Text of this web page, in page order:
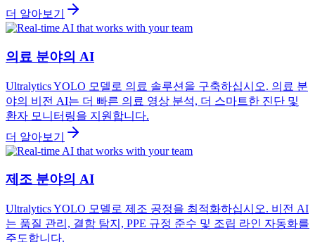
더 알아보기
의료 분야의 AI
Ultralytics YOLO 모델로 의료 솔루션을 구축하십시오. 의료 분
야의 비전 AI는 더 빠른 의료 영상 분석, 더 스마트한 진단 및
환자 모니터링을 지원합니다.
더 알아보기
제조 분야의 AI
Ultralytics YOLO 모델로 제조 공정을 최적화하십시오. 비전 AI
는 품질 관리, 결함 탐지, PPE 규정 준수 및 조립 라인 자동화를
주도합니다.